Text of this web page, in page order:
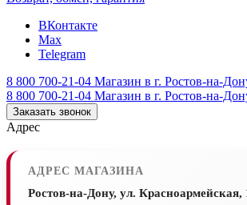
ВКонтакте
Max
Telegram
8 800 700-21-04 Магазин в г. Ростов-на-
8 800 700-21-04 Магазин в г. Ростов-на-
Заказать звонок
Адрес
АДРЕС МАГАЗИНА
Ростов-на-Дону, ул. Красноармейская,